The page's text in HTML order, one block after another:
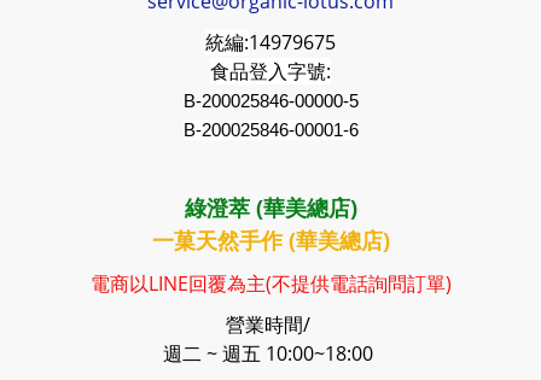
統編:14979675
食品登入字號:
B-200025846-00000-5
B-200025846-00001-6
綠澄萃 (華美總店)
一菓天然手作 (華美總店)
電商以LINE回覆為主(不提供電話詢問訂單)
營業時間/
週二 ~ 週五 10:00~18:00